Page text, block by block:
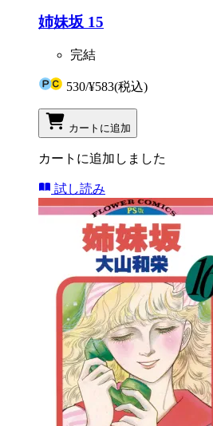
姉妹坂 15
完結
530/¥583(税込)
カートに追加
カートに追加しました
試し読み